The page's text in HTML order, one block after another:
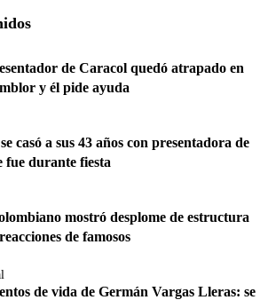
de Caracol quedó atrapado en
y él pide ayuda
casó a sus 43 años con presentadora de
fue durante fiesta
mostró desplome de estructura
de famosos
de vida de Germán Vargas Lleras: se